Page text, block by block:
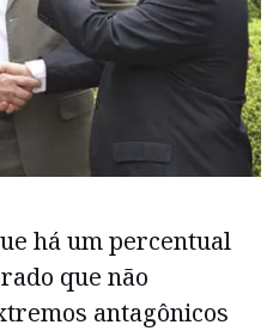
há um percentual
que não
antagônicos